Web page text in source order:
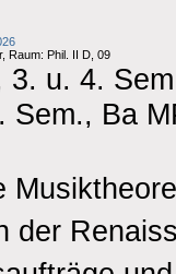
Raum: Phil. II D, 09
3. u. 4.
Sem., Ba
der